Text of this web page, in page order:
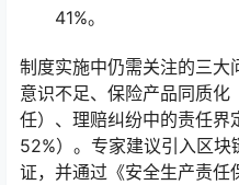
41%。
制度实施中仍需关注的三大
意识不足、保险产品同质
任）、理赔纠纷中的责任
52%）。专家建议引入区
证，并通过《安全生产责任